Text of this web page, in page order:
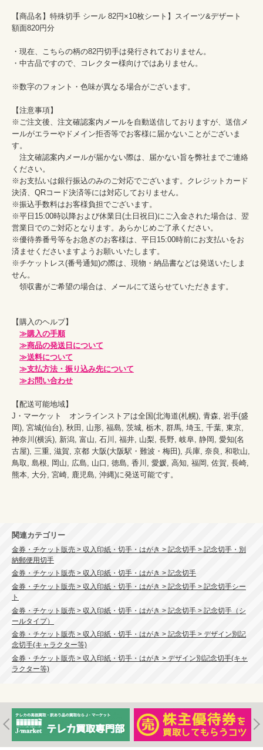
【商品名】特殊切手 シール 82円×10枚シート】スイーツ&デザート
額面820円分
・現在、こちらの柄の82円切手は発行されておりません。
・中古品ですので、コレクター様向けではありません。
※数字のフォント・色味が異なる場合がございます。
【注意事項】
※ご注文後、注文確認案内メールを自動送信しておりますが、送信メ
ールがエラーやドメイン拒否等でお客様に届かないことがございま
す。
注文確認案内メールが届かない際は、届かない旨を弊社までご連絡
ください。
※お支払いは銀行振込のみのご対応でございます。クレジットカード
決済、QRコード決済等には対応しておりません。
※振込手数料はお客様負担でございます。
※平日15:00時以降および休業日(土日祝日)にご入金された場合は、翌
営業日でのご対応となります。あらかじめご了承ください。
※優待券番号等をお急ぎのお客様は、平日15:00時前にお支払いをお
済ませくださいますようお願いいたします。
※チケットレス(番号通知)の際は、現物・納品書などは発送いたしま
せん。
領収書がご希望の場合は、メールにて送らせていただきます。
【購入のヘルプ】
≫購入の手順
≫商品の発送日について
≫送料について
≫支払方法・振り込み先について
≫お問い合わせ
【配送可能地域】
J・マーケット　オンラインストアは全国(北海道(札幌), 青森, 岩手(盛
岡), 宮城(仙台), 秋田, 山形, 福島, 茨城, 栃木, 群馬, 埼玉, 千葉, 東京,
神奈川(横浜), 新潟, 富山, 石川, 福井, 山梨, 長野, 岐阜, 静岡, 愛知(名
古屋), 三重, 滋賀, 京都 大阪(大阪駅・難波・梅田), 兵庫, 奈良, 和歌山,
鳥取, 島根, 岡山, 広島, 山口, 徳島, 香川, 愛媛, 高知, 福岡, 佐賀, 長崎,
熊本, 大分, 宮崎, 鹿児島, 沖縄)に発送可能です。
関連カテゴリー
金券・チケット販売 > 収入印紙・切手・はがき > 記念切手 > 記念切手・別
納郵便用切手
金券・チケット販売 > 収入印紙・切手・はがき > 記念切手
金券・チケット販売 > 収入印紙・切手・はがき > 記念切手 > 記念切手シー
ト
金券・チケット販売 > 収入印紙・切手・はがき > 記念切手 > 記念切手（シ
ールタイプ）
金券・チケット販売 > 収入印紙・切手・はがき > 記念切手 > デザイン別記
念切手(キャラクター等)
金券・チケット販売 > 収入印紙・切手・はがき > デザイン別記念切手(キャ
ラクター等)